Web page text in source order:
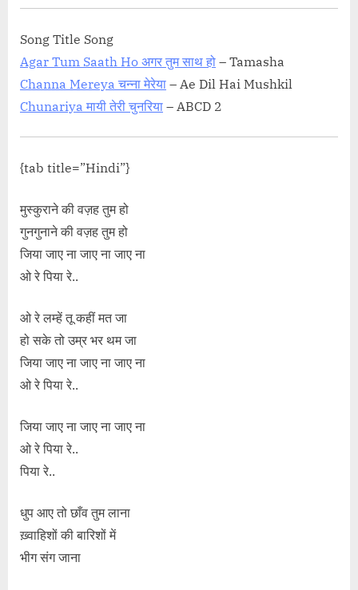
Song Title Song
Agar Tum Saath Ho अगर तुम साथ हो – Tamasha
Channa Mereya चन्ना मेरेया – Ae Dil Hai Mushkil
Chunariya मायी तेरी चुनरिया – ABCD 2
{tab title=”Hindi”}
मुस्कुराने की वज़ह तुम हो
गुनगुनाने की वज़ह तुम हो
जिया जाए ना जाए ना जाए ना
ओ रे पिया रे..
ओ रे लम्हें तू कहीं मत जा
हो सके तो उम्र भर थम जा
जिया जाए ना जाए ना जाए ना
ओ रे पिया रे..
जिया जाए ना जाए ना जाए ना
ओ रे पिया रे..
पिया रे..
धुप आए तो छाँव तुम लाना
ख़्वाहिशों की बारिशों में
भीग संग जाना